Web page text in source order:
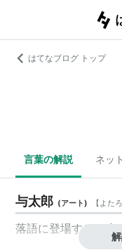
はてなブログ トップ
言葉の解説 ネッ
与太郎 (アート) 【よた
落語に登場する、少